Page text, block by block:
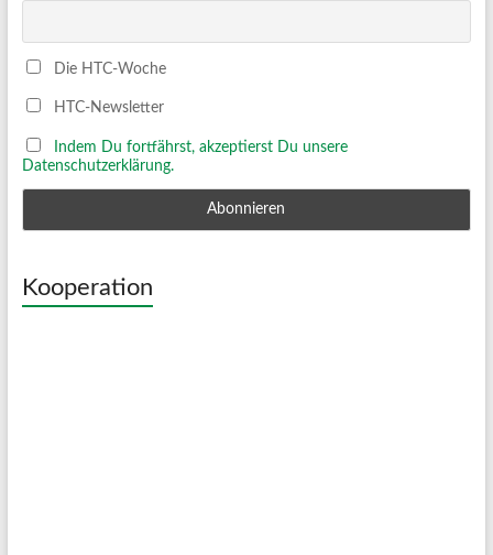
Die HTC-Woche
HTC-Newsletter
Indem Du fortfährst, akzeptierst Du unsere
Datenschutzerklärung.
Kooperation